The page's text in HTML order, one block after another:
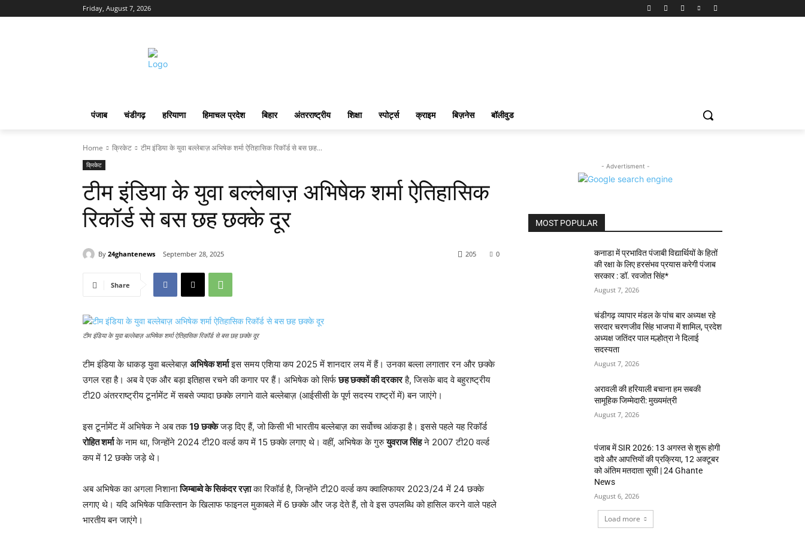
Friday, August 7, 2026
पंजाब चंडीगढ़ हरियाणा हिमाचल प्रदेश बिहार अंतरराष्ट्रीय शिक्षा स्पोर्ट्स क्राइम बिज़नेस बॉलीवुड
Home क्रिकेट टीम इंडिया के युवा बल्लेबाज़ अभिषेक शर्मा ऐतिहासिक रिकॉर्ड से बस छह...
क्रिकेट
टीम इंडिया के युवा बल्लेबाज़ अभिषेक शर्मा ऐतिहासिक
रिकॉर्ड से बस छह छक्के दूर
By 24ghantenews September 28, 2025 0
205
Share
टीम इंडिया के युवा बल्लेबाज़ अभिषेक शर्मा ऐतिहासिक रिकॉर्ड से बस छह छक्के दूर
टीम इंडिया के धाकड़ युवा बल्लेबाज़ अभिषेक शर्माइस समय एशिया कप 2025 में शानदार लय में हैं। उनका बल्ला लगातार रन और छक्के
उगल रहा है। अब वे एक और बड़ा इतिहास रचने की कगार पर हैं। अभिषेक को सिर्फछह छक्कों की दरकारहै, जिसके बाद वे बहुराष्ट्रीय
टी20 अंतरराष्ट्रीय टूर्नामेंट में सबसे ज्यादा छक्के लगाने वाले बल्लेबाज़ (आईसीसी के पूर्ण सदस्य राष्ट्रों में) बन जाएंगे।
इस टूर्नामेंट में अभिषेक ने अब तक19 छक्केजड़ दिए हैं, जो किसी भी भारतीय बल्लेबाज़ का सर्वोच्च आंकड़ा है। इससे पहले यह रिकॉर्ड
रोहित शर्माके नाम था, जिन्होंने 2024 टी20 वर्ल्ड कप में 15 छक्के लगाए थे। वहीं, अभिषेक के गुरुयुवराज सिंहने 2007 टी20 वर्ल्ड
कप में 12 छक्के जड़े थे।
अब अभिषेक का अगला निशानाजिम्बाब्वे के सिकंदर रज़ाका रिकॉर्ड है, जिन्होंने टी20 वर्ल्ड कप क्वालिफायर 2023/24 में 24 छक्के
लगाए थे। यदि अभिषेक पाकिस्तान के खिलाफ फाइनल मुकाबले में 6 छक्के और जड़ देते हैं, तो वे इस उपलब्धि को हासिल करने वाले पहले
भारतीय बन जाएंगे।
- Advertisment -
MOST POPULAR
कनाडा में प्रभावित पंजाबी विद्यार्थियों के हितों
की रक्षा के लिए हरसंभव प्रयास करेगी पंजाब
सरकार : डॉ. रवजोत सिंह*
August 7, 2026
चंडीगढ़ व्यापार मंडल के पांच बार अध्यक्ष रहे
सरदार चरणजीव सिंह भाजपा में शामिल, प्रदेश
अध्यक्ष जतिंदर पाल मल्होत्रा ने दिलाई
सदस्यता
August 7, 2026
अरावली की हरियाली बचाना हम सबकी
सामूहिक जिम्मेदारी: मुख्यमंत्री
August 7, 2026
पंजाब में SIR 2026: 13 अगस्त से शुरू होगी
दावे और आपत्तियों की प्रक्रिया, 12 अक्टूबर
को अंतिम मतदाता सूची | 24 Ghante
News
August 6, 2026
Load more